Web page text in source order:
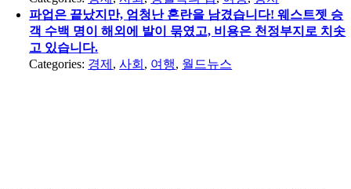
파업은 끝났지만, 엄청난 혼란을 남겼습니다! 웨스트젯 승
객 수백 명이 해외에 발이 묶였고, 비용은 천정부지로 치솟
고 있습니다.
Categories: 경제 ,사회 , 여행, 월드뉴스